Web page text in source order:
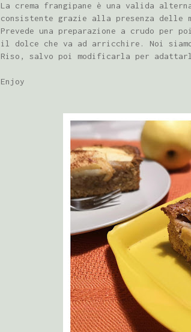
La crema frangipane è una valida
consistente grazie alla presenza delle
Prevede una preparazione a crudo per
il dolce che va ad arricchire. Noi
Riso, salvo poi modificarla per
Enjoy